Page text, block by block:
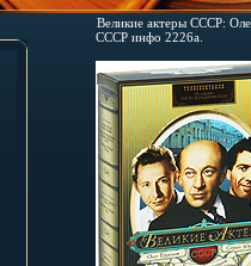
Великие актеры СССР:
СССР инфо 2226a.